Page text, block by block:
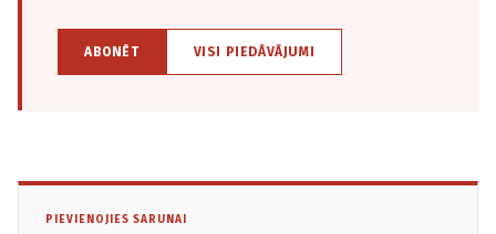
ABONĒT VISI PIEDĀVĀJUMI
PIEVIENOJIES SARUNAI